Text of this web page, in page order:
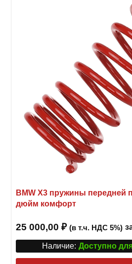
BMW X3 пружины передней
дюйм комфорт
25 000,00 ₽ (в т.ч. НДС 5%)
Наличие: Доступно